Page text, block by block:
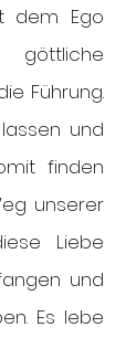
dem Ego
göttliche
Führung.
und
finden
unserer
Liebe
und
Es lebe